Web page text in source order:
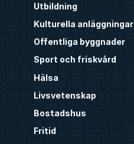
Utbildning
Kulturella anläggningar
Offentliga byggnader
Sport och friskvård
Hälsa
Livsvetenskap
Bostadshus
Fritid